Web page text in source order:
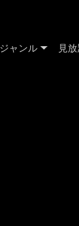
ジャンル 見放